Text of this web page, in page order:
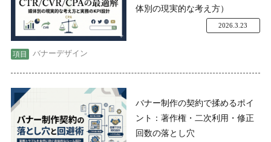
体別の現実的な考え方）
バナーデザイン
2026.3.23
バナー制作の契約で揉めるポイ
ント：著作権・二次利用・修正
回数の落とし穴